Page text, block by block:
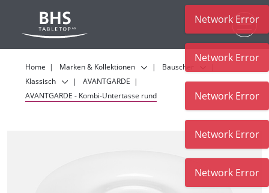
Home Marken & Kollektionen
Bauscher
Klassisch
AVANTGARDE
AVANTGARDE - Kombi-Untertasse rund
Network Error
Network Error
Network Error
Network Error
Network Error